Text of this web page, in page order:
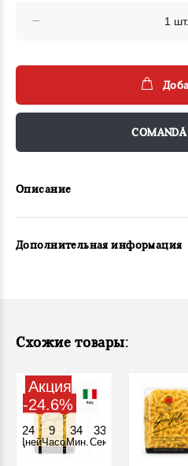
Описание
Дополнительная информация
Схожие товары:
24
Дней
9
Часов
34
Мин.
32
Секунд
Акция
-24.6%